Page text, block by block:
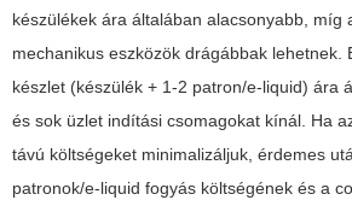
készülékek ára általában alacsonyabb, míg
mechanikus eszközök drágábbak lehetnek.
készlet (készülék + 1-2 patron/e-liquid) ára
és sok üzlet indítási csomagokat kínál. Ha
távú költségeket minimalizáljuk, érdemes
patronok/e-liquid fogyás költségének és a